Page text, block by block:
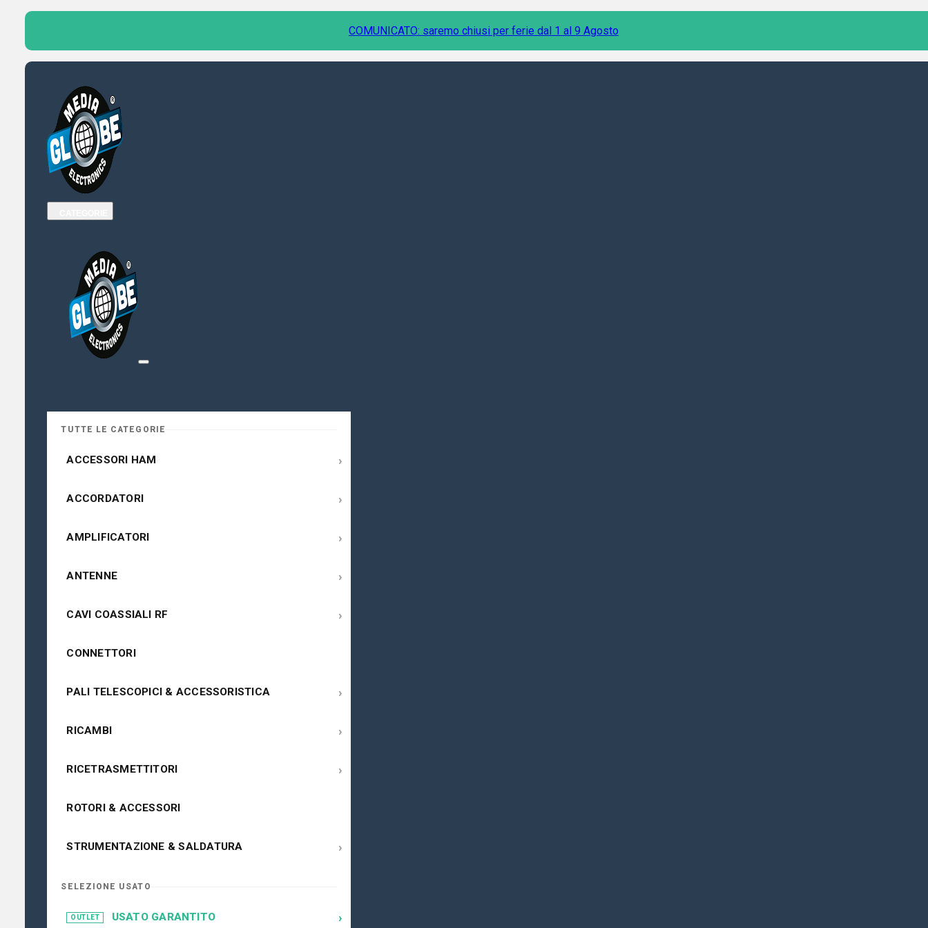
COMUNICATO: saremo chiusi per ferie dal 1 al 9 Agosto
TUTTE LE CATEGORIE
ACCESSORI HAM ›
ACCORDATORI ›
AMPLIFICATORI ›
ANTENNE ›
CAVI COASSIALI RF ›
CONNETTORI
PALI TELESCOPICI & ACCESSORISTICA ›
RICAMBI ›
RICETRASMETTITORI ›
ROTORI & ACCESSORI
STRUMENTAZIONE & SALDATURA ›
SELEZIONE USATO
OUTLET USATO GARANTITO ›